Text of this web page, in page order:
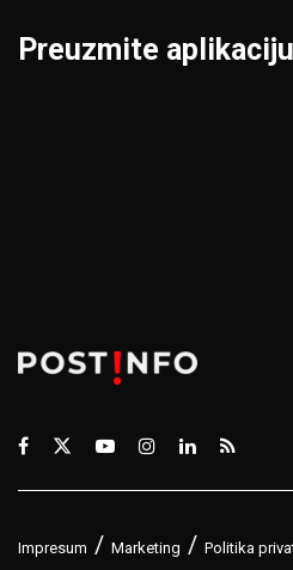
Preuzmite aplikaciju
Impresum Marketing Politika